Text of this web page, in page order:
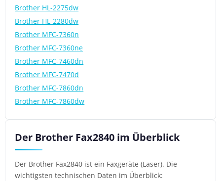
Brother HL-2275dw
Brother HL-2280dw
Brother MFC-7360n
Brother MFC-7360ne
Brother MFC-7460dn
Brother MFC-7470d
Brother MFC-7860dn
Brother MFC-7860dw
Der Brother Fax2840 im Überblick
Der Brother Fax2840 ist ein Faxgeräte (Laser). Die
wichtigsten technischen Daten im Überblick: